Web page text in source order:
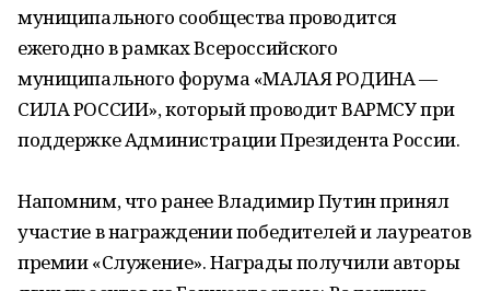
муниципального сообщества проводится
ежегодно в рамках Всероссийского
муниципального форума «МАЛАЯ РОДИНА —
СИЛА РОССИИ», который проводит ВАРМСУ при
поддержке Администрации Президента России.
Напомним, что ранее Владимир Путин принял
участие в награждении победителей и лауреатов
премии «Служение». Награды получили авторы